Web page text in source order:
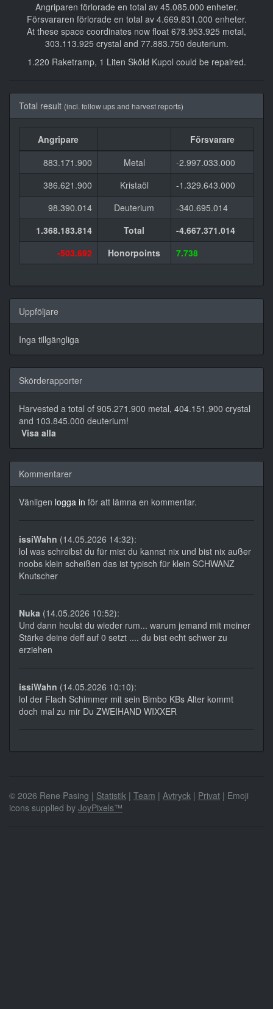
Angriparen förlorade en total av 45.085.000 enheter.
Försvararen förlorade en total av 4.669.831.000 enheter.
At these space coordinates now float 678.953.925 metal,
303.113.925 crystal and 77.883.750 deuterium.
1.220 Raketramp, 1 Liten Sköld Kupol could be repaired.
Total result (incl. follow ups and harvest reports)
Angripare
Försvarare
883.171.900
Metal
-2.997.033.000
386.621.900
Kristaöl
-1.329.643.000
98.390.014
Deuterium
-340.695.014
1.368.183.814
Total
-4.667.371.014
-503.692
Honorpoints 7.738
Uppföljare
Inga tillgängliga
Skörderapporter
Harvested a total of 905.271.900 metal, 404.151.900 crystal
and 103.845.000 deuterium!
Visa alla
Kommentarer
Vänligen logga in för att lämna en kommentar.
issiWahn (14.05.2026 14:32):
lol was schreibst du für mist du kannst nix und bist nix außer
noobs klein scheißen das ist typisch für klein SCHWANZ
Knutscher
Nuka (14.05.2026 10:52):
Und dann heulst du wieder rum... warum jemand mit meiner
Stärke deine deff auf 0 setzt .... du bist echt schwer zu
erziehen
issiWahn (14.05.2026 10:10):
lol der Flach Schimmer mit sein Bimbo KBs Alter kommt
doch mal zu mir Du ZWEIHAND WIXXER
© 2026 Rene Pasing | Statistik | Team | Avtryck | Privat | Emoji
icons supplied by JoyPixels™